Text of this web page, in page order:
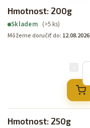
Hmotnost: 200g
Skladem (>5 ks)
Môžeme doručiť do: 12.08.2026
Hmotnost: 250g